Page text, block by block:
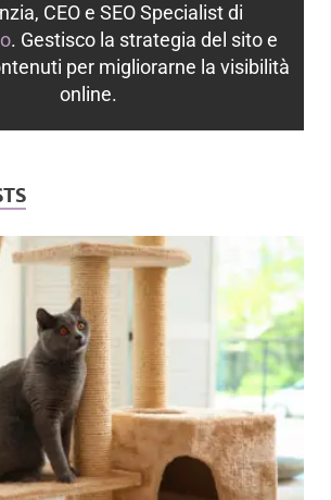
CEO e SEO Specialist di
. Gestisco la strategia del sito e
per migliorarne la visibilità
online.